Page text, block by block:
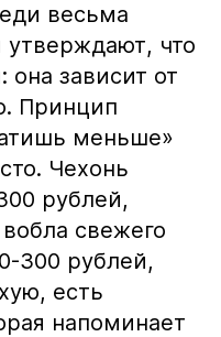
весьма
что
она зависит от
Принцип
меньше»
Чехонь
рублей,
свежего
300 рублей,
есть
напоминает